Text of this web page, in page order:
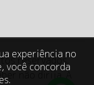
reservados.
não dirija. A
experiência no
você concorda